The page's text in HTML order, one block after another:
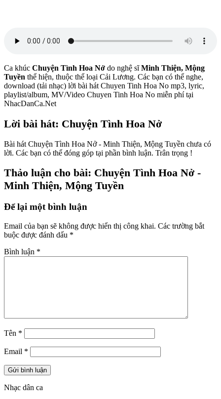
Ca khúc Chuyện Tình Hoa Nở do nghệ sĩMinh Thiện, Mộng
Tuyền thể hiện, thuộc thể loại Cải Lương. Các bạn có thể nghe,
download (tải nhạc) lời bài hát Chuyen Tinh Hoa No mp3, lyric,
playlist/album, MV/Video Chuyen Tinh Hoa No miễn phí tại
NhacDanCa.Net
Lời bài hát: Chuyện Tình Hoa Nở
Bài hát Chuyện Tình Hoa Nở - Minh Thiện, Mộng Tuyền chưa có
lời. Các bạn có thể đóng góp tại phần bình luận. Trân trọng !
Thảo luận cho bài: Chuyện Tình Hoa Nở -
Minh Thiện, Mộng Tuyền
Để lại một bình luận
Email của bạn sẽ không được hiển thị công khai. Các trường bắt
buộc được đánh dấu *
Bình luận *
Tên *
Email *
Nhạc dân ca